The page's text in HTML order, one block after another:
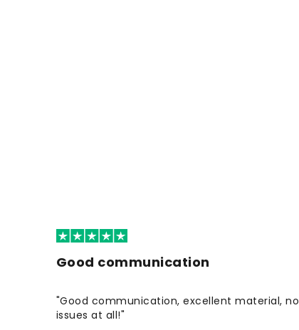
Good communication
"Good communication, excellent material, no
issues at all!"